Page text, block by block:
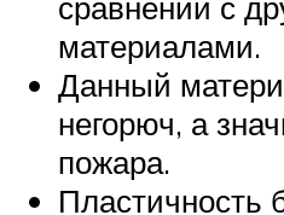
материалами.
Данный
негорюч, а
пожара.
Пластичность